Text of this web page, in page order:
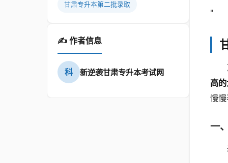
甘肃专升本第二批录取
✍️ 作者信息
科 新逆袭甘肃专升本考试网
"
高
慢
一